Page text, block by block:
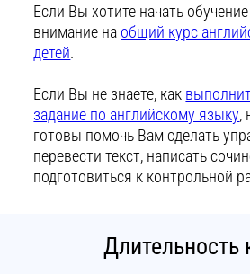
Если Вы хотите начать
внимание на общий курс
детей.
Если Вы не знаете, как
задание по английскому языку,
готовы помочь Вам сделать
перевести текст, написать
подготовиться к контрольной
Длительность